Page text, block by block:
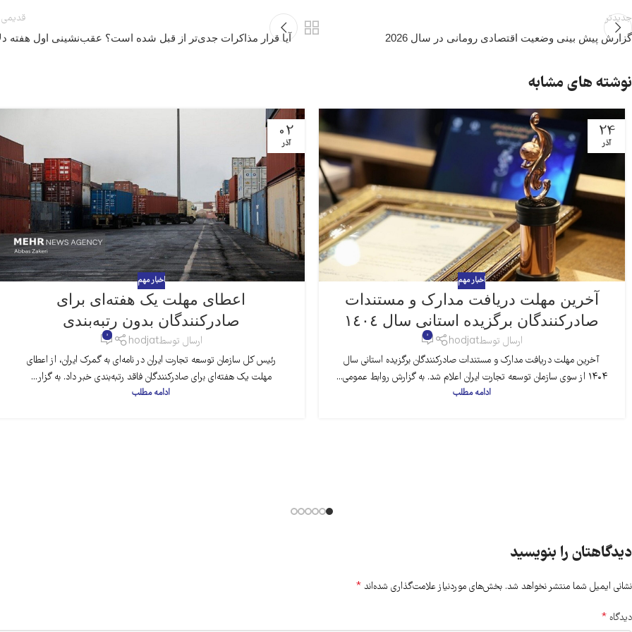
جدیدتر
گزارش پیش بینی وضعیت اقتصادی رومانی در سال 2026
قدیمی
آیا قرار مذاکرات جدی‌تر از قبل شده است؟‌ عقب‌نشینی اول هفته
نوشته های مشابه
24
آذر
اخبار مهم
آخرین مهلت دریافت مدارک و مستندات
صادرکنندگان برگزیده استانی سال ١٤٠٤
ارسال توسطhodjat
0
آخرین مهلت دریافت مدارک و مستندات صادرکنندگان برگزیده استانی سال
١٤٠٤ از سوی سازمان توسعه تجارت ایران اعلام شد. به گزارش روابط عمومی...
ادامه مطلب
02
آذر
اخبار مهم
اعطای مهلت یک هفته‌ای برای
صادرکنندگان بدون رتبه‌بندی
ارسال توسطhodjat
0
رئیس کل سازمان توسعه تجارت ایران در نامه‌ای به گمرک ایران، از اعطای
مهلت یک هفته‌ای برای صادرکنندگان فاقد رتبه‌بندی خبر داد. به گزار...
ادامه مطلب
دیدگاهتان را بنویسید
نشانی ایمیل شما منتشر نخواهد شد. بخش‌های موردنیاز علامت‌گذاری شده‌اند *
دیدگاه *